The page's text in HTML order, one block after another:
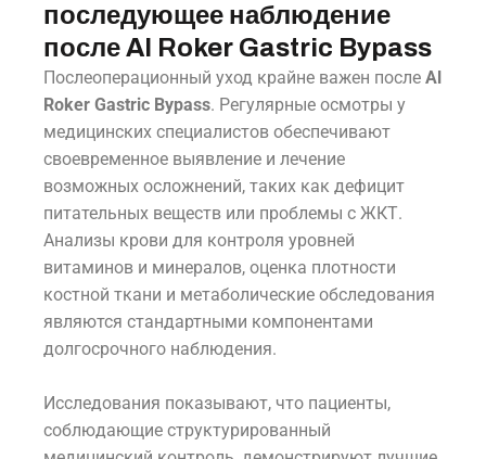
последующее наблюдение
после Al Roker Gastric Bypass
Послеоперационный уход крайне важен после Al
Roker Gastric Bypass. Регулярные осмотры у
медицинских специалистов обеспечивают
своевременное выявление и лечение
возможных осложнений, таких как дефицит
питательных веществ или проблемы с ЖКТ.
Анализы крови для контроля уровней
витаминов и минералов, оценка плотности
костной ткани и метаболические обследования
являются стандартными компонентами
долгосрочного наблюдения.
Исследования показывают, что пациенты,
соблюдающие структурированный